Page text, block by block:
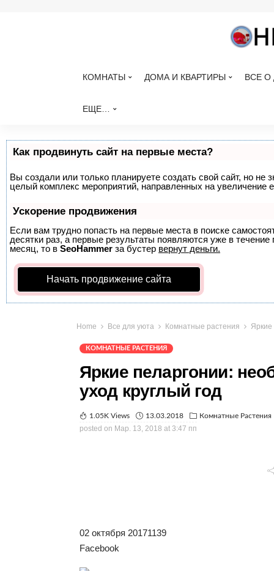
КОМНАТЫ ДОМА И КВАРТИРЫ ВСЕ О
ЕЩЕ…
Как продвинуть сайт на первые места?
Вы создали или только планируете создать свой сайт, но не
целый комплекс мероприятий, направленных на увеличение
Ускорение продвижения
Если вам трудно попасть на первые места в поиске
десятки раз, а первые результаты появляются уже в
месяц, то в SeoHammer за бустер вернут деньги.
Начать продвижение сайта
Home Все для уюта Комнатные растения Яркие
КОМНАТНЫЕ РАСТЕНИЯ
Яркие пеларгонии:
уход круглый год
1.05K Views 13.03.2018 Комнатные Растения
posted on Мар. 13, 2018 at 3:47 пп
02 октября 20171139
Facebook